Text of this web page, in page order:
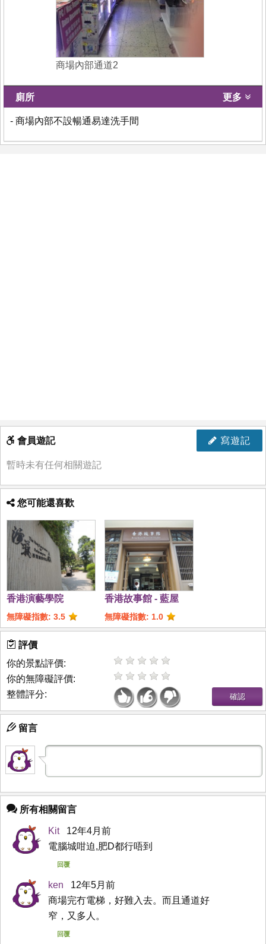
商場內部通道2
廁所 更多
- 商場內部不設暢通易達洗手間
寫遊記
會員遊記
暫時未有任何相關遊記
您可能還喜歡
香港演藝學院
無障礙指數: 3.5
香港故事館 - 藍屋
無障礙指數: 1.0
評價
你的景點評價:
你的無障礙評價:
整體評分:
留言
所有相關留言
Kit
12年4月前
電腦城咁迫,肥D都行唔到
回覆
ken
12年5月前
商場完冇電梯，好難入去。而且通道好
窄，又多人。
回覆